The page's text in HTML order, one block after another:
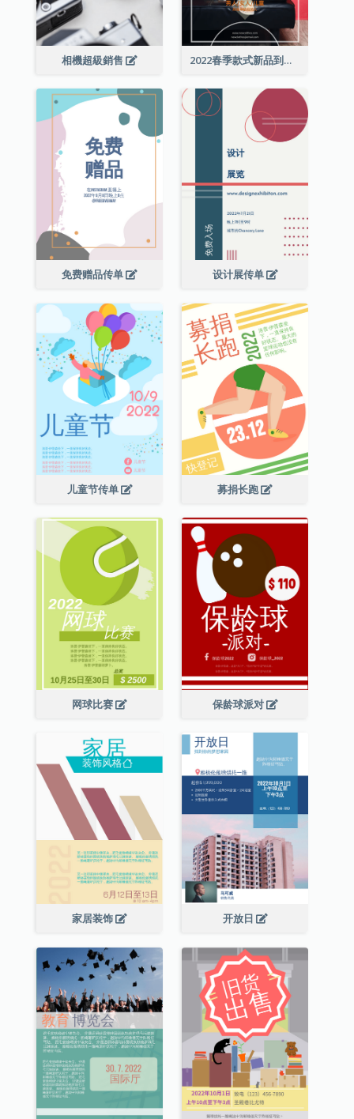
相機超級銷售 2022春季款式新品到店宣传单张
免费赠品传单 设计展传单
儿童节传单 募捐长跑
网球比赛 保龄球派对
家居装饰 开放日